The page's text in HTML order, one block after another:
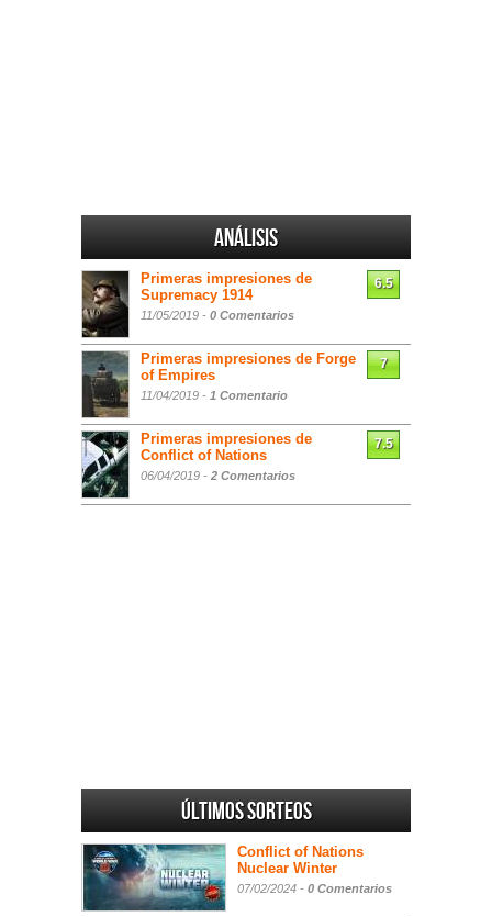
Análisis
Primeras impresiones de
Supremacy 1914
11/05/2019 - 0 Comentarios
6.5
Primeras impresiones de Forge
of Empires
11/04/2019 - 1 Comentario
7
Primeras impresiones de
Conflict of Nations
06/04/2019 - 2 Comentarios
7.5
Últimos sorteos
Conflict of Nations
Nuclear Winter
07/02/2024 - 0 Comentarios